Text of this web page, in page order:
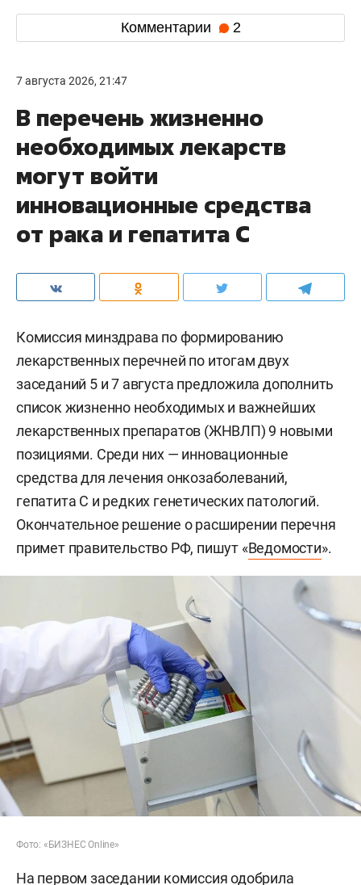
Комментарии 2
7 августа 2026, 21:47
В перечень жизненно
необходимых лекарств
могут войти
инновационные средства
от рака и гепатита С
Комиссия минздрава по формированию
лекарственных перечней по итогам двух
заседаний 5 и 7 августа предложила дополнить
список жизненно необходимых и важнейших
лекарственных препаратов (ЖНВЛП) 9 новыми
позициями. Среди них — инновационные
средства для лечения онкозаболеваний,
гепатита С и редких генетических патологий.
Окончательное решение о расширении перечня
примет правительство РФ, пишут «Ведомости».
Фото: «БИЗНЕС Online»
На первом заседании комиссия одобрила